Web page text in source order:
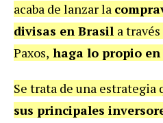
acaba de lanzar la
divisas en Brasil a
Paxos, haga lo propio
Se trata de una estrategia
sus principales